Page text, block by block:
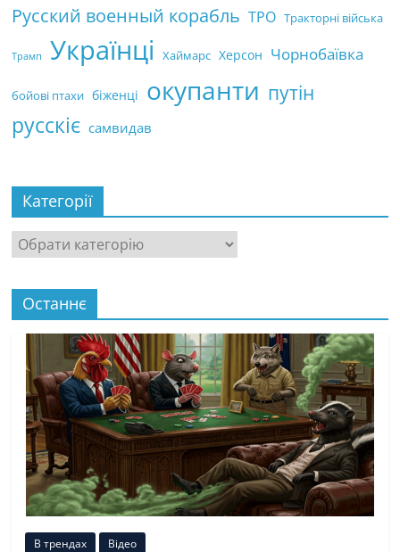
Русский военный корабль ТРО Тракторні війська
Трамп Українці Хаймарс Херсон Чорнобаївка
бойові птахи біженці окупанти путін
русскіє самвидав
Категорії
Останнє
В трендах Відео